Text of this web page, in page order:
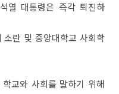
열 대통령은 즉각 퇴진하
란 및 중앙대학교 사회학
교와 사회를 말하기 위해